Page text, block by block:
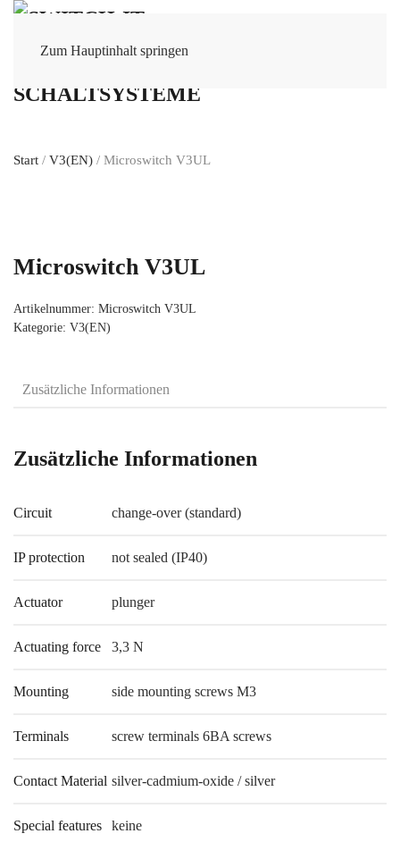
Zum Hauptinhalt springen
Start / V3(EN) / Microswitch V3UL
Microswitch V3UL
Artikelnummer: Microswitch V3UL
Kategorie: V3(EN)
Zusätzliche Informationen
Zusätzliche Informationen
Circuit change-over (standard)
IP protection not sealed (IP40)
Actuator plunger
Actuating force 3,3 N
Mounting side mounting screws M3
Terminals screw terminals 6BA screws
Contact Material silver-cadmium-oxide / silver
Special features keine